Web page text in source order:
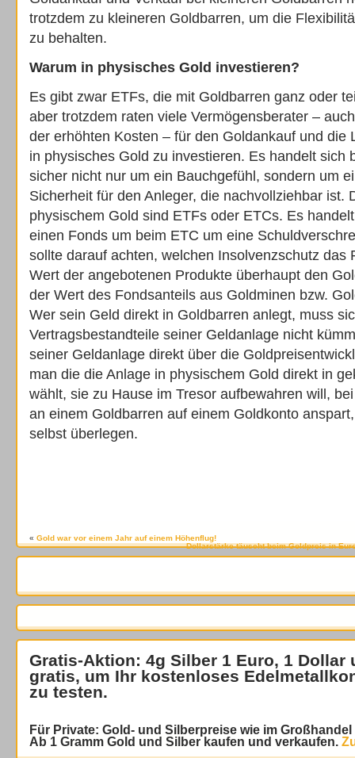
trotzdem zu kleineren Goldbarren, um die
zu behalten.
Warum in physisches Gold investieren?
Es gibt zwar ETFs, die mit Goldbarren ganz oder
aber trotzdem raten viele Vermögensberater –
der erhöhten Kosten – für den Goldankauf und die
in physisches Gold zu investieren. Es handelt sich
sicher nicht nur um ein Bauchgefühl, sondern um
Sicherheit für den Anleger, die nachvollziehbar ist.
physischem Gold sind ETFs oder ETCs. Es
einen Fonds um beim ETC um eine
sollte darauf achten, welchen Insolvenzschutz das
Wert der angebotenen Produkte überhaupt den
der Wert des Fondsanteils aus Goldminen bzw.
Wer sein Geld direkt in Goldbarren anlegt, muss
Vertragsbestandteile seiner Geldanlage nicht
seiner Geldanlage direkt über die
man die die Anlage in physischem Gold direkt in
wählt, sie zu Hause im Tresor aufbewahren will,
an einem Goldbarren auf einem Goldkonto
selbst überlegen.
« Gold war vor einem Jahr auf einem Höhenflug!
Dollarstärke täuscht beim Goldpreis in
Gratis-Aktion: 4g Silber 1 Euro, 1 Dollar
gratis, um Ihr kostenloses
zu testen.
Für Private: Gold- und Silberpreise wie im
Ab 1 Gramm Gold und Silber kaufen und verkaufen.